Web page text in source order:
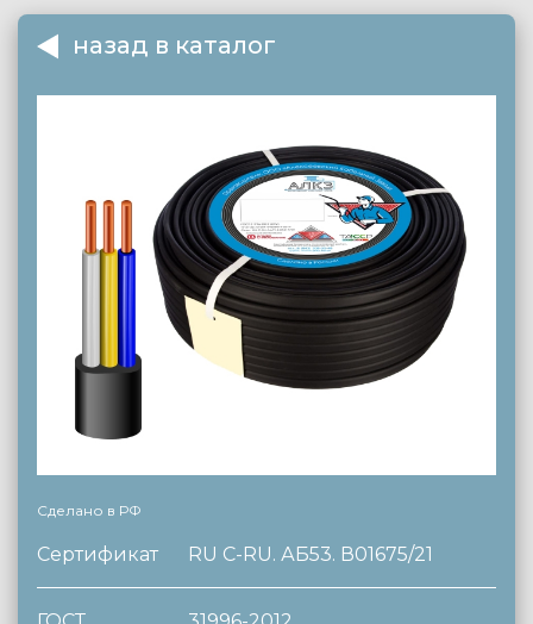
назад в каталог
Сделано в РФ
Сертификат RU C-RU. АБ53. В01675/21